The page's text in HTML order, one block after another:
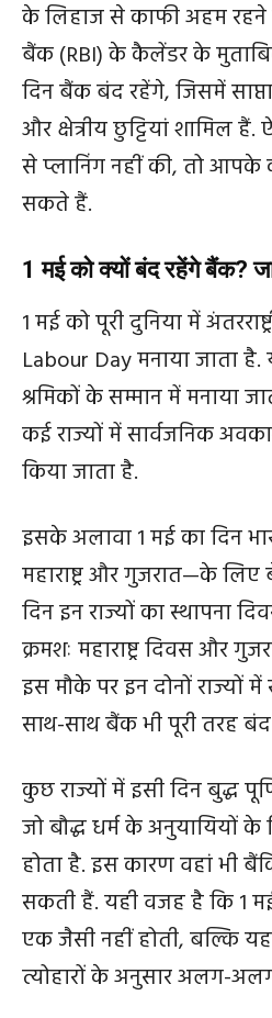
के लिहाज से काफी अहम रहने
बैंक (RBI) के कैलेंडर के
दिन बैंक बंद रहेंगे, जिसमें
और क्षेत्रीय छुट्टियां शामिल
से प्लानिंग नहीं की, तो
सकते हैं.
1 मई को क्यों बंद रहेंगे बैंक?
1 मई को पूरी दुनिया में
Labour Day मनाया जाता
श्रमिकों के सम्मान में मनाया
कई राज्यों में सार्वजनिक
किया जाता है.
इसके अलावा 1 मई का दिन
महाराष्ट्र और गुजरात—के
दिन इन राज्यों का स्थापना
क्रमशः महाराष्ट्र दिवस और
इस मौके पर इन दोनों राज्यों
साथ-साथ बैंक भी पूरी तरह
कुछ राज्यों में इसी दिन बुद्ध
जो बौद्ध धर्म के अनुयायियों
होता है. इस कारण वहां भी
सकती हैं. यही वजह है कि 1
एक जैसी नहीं होती, बल्कि
त्योहारों के अनुसार अलग-